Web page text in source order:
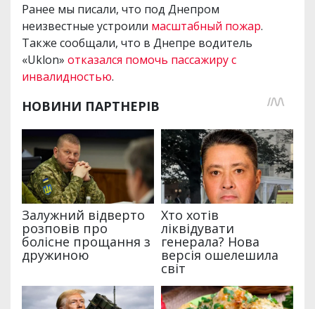
Ранее мы писали, что под Днепром
неизвестные устроили масштабный пожар.
Также сообщали, что в Днепре водитель
«Uklon» отказался помочь пассажиру с
инвалидностью.